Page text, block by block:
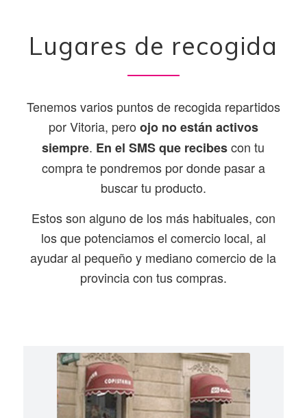
Lugares de recogida
Tenemos varios puntos de recogida repartidos
por Vitoria, pero ojo no están activos
siempre. En el SMS que recibescon tu
compra te pondremos por donde pasar a
buscar tu producto.
Estos son alguno de los más habituales, con
los que potenciamos el comercio local, al
ayudar al pequeño y mediano comercio de la
provincia con tus compras.